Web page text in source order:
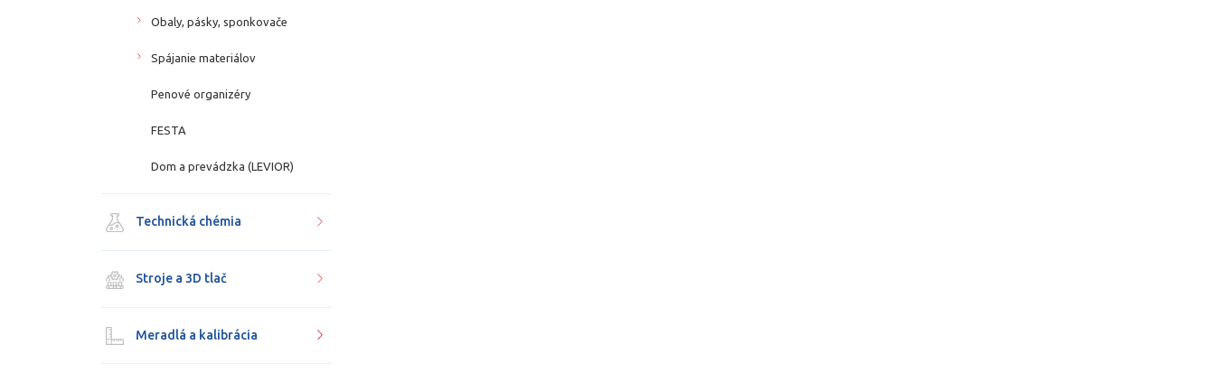
Obaly, pásky, sponkovače
Spájanie materiálov
Penové organizéry
FESTA
Dom a prevádzka (LEVIOR)
Technická chémia
Stroje a 3D tlač
Meradlá a kalibrácia